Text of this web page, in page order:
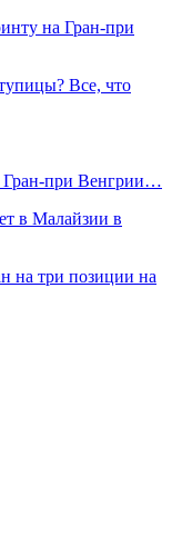
на Гран‑при
Все, что
Гран‑при Венгрии…
в Малайзии в
на три позиции на